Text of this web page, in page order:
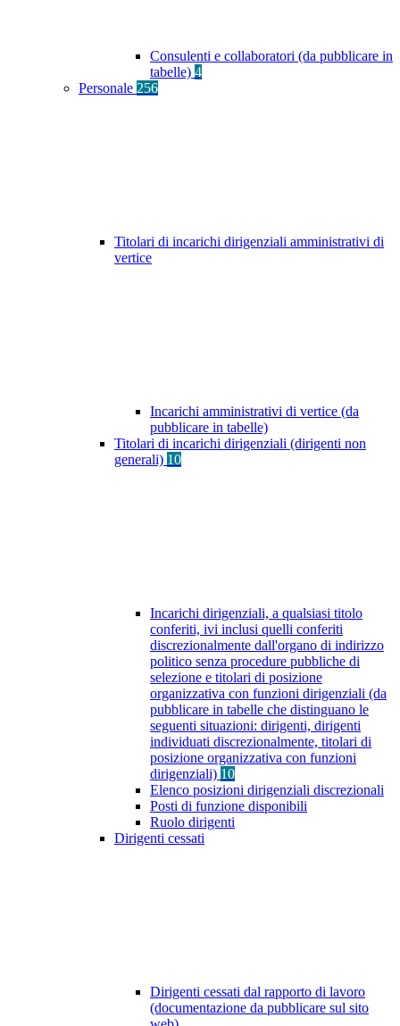
Consulenti e collaboratori (da pubblicare in
tabelle) 4
Personale 256
Titolari di incarichi dirigenziali amministrativi di
vertice
Incarichi amministrativi di vertice (da
pubblicare in tabelle)
Titolari di incarichi dirigenziali (dirigenti non
generali) 10
Incarichi dirigenziali, a qualsiasi titolo
conferiti, ivi inclusi quelli conferiti
discrezionalmente dall'organo di indirizzo
politico senza procedure pubbliche di
selezione e titolari di posizione
organizzativa con funzioni dirigenziali (da
pubblicare in tabelle che distinguano le
seguenti situazioni: dirigenti, dirigenti
individuati discrezionalmente, titolari di
posizione organizzativa con funzioni
dirigenziali) 10
Elenco posizioni dirigenziali discrezionali
Posti di funzione disponibili
Ruolo dirigenti
Dirigenti cessati
Dirigenti cessati dal rapporto di lavoro
(documentazione da pubblicare sul sito